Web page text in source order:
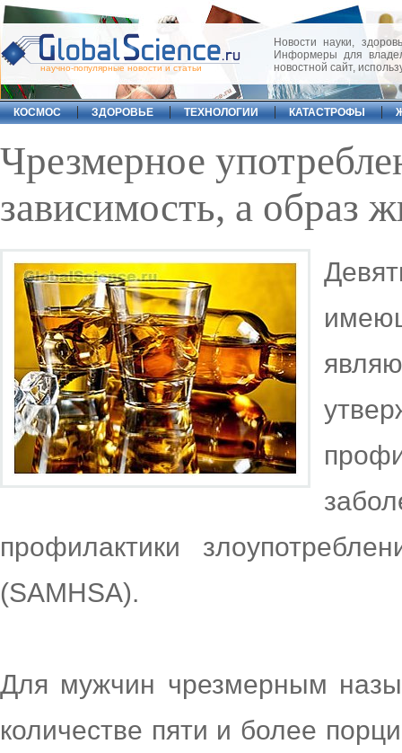
научно-популярные новости и статьи
Новости науки,
Информеры для
новостной сайт,
КОСМОС ЗДОРОВЬЕ ТЕХНОЛОГИИ КАТАСТРОФЫ
Чрезмерное
зависимость, а образ
профилактики
(SAMHSA).
Для мужчин чрезмерным
количестве пяти и более